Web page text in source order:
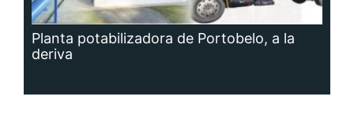
Planta potabilizadora de Portobelo, a la
deriva